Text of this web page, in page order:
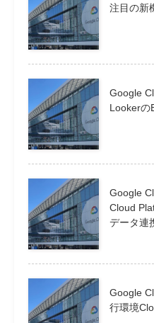
注目の新
Google
Lookerの
Google
Cloud
データ連
Google
行環境